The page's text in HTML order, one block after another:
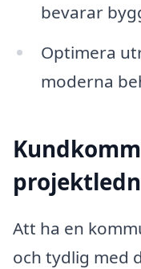
bevarar
Optimera
moderna
Att ha en
och tydlig med